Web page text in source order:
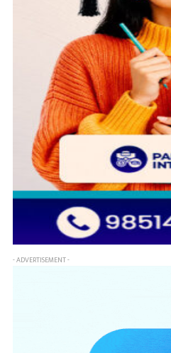
- ADVERTISEMENT -